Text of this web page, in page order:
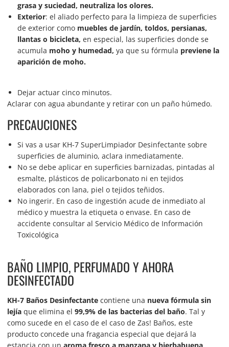
grasa y suciedad, neutraliza los olores.
Exterior: el aliado perfecto para la limpieza de superficies
de exterior como muebles de jardín, toldos, persianas,
llantas o bicicleta, en especial, las superficies donde se
acumula moho y humedad, ya que su fórmula previene la
aparición de moho.
Dejar actuar cinco minutos.
Aclarar con agua abundante y retirar con un paño húmedo.
PRECAUCIONES
Si vas a usar KH-7 SuperLimpiador Desinfectante sobre
superficies de aluminio, aclara inmediatamente.
No se debe aplicar en superficies barnizadas, pintadas al
esmalte, plásticos de policarbonato ni en tejidos
elaborados con lana, piel o tejidos teñidos.
No ingerir. En caso de ingestión acude de inmediato al
médico y muestra la etiqueta o envase. En caso de
accidente consultar al Servicio Médico de Información
Toxicológica
BAÑO LIMPIO, PERFUMADO Y AHORA
DESINFECTADO
KH-7 Baños Desinfectantecontiene una nueva fórmula sin
lejíaque elimina el 99,9% de las bacterias del baño. Tal y
como sucede en el caso de el caso de Zas! Baños, este
producto concede una fragancia especial que dejará la